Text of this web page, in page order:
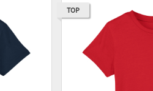
TOP